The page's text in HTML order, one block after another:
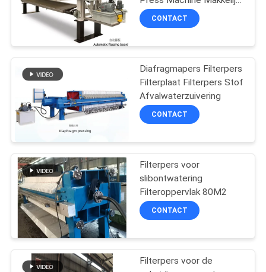
te installeren
CONTACT
Diafragmapers Filterpers
Filterplaat Filterpers Stof
Afvalwaterzuivering
CONTACT
Filterpers voor
slibontwatering
Filteroppervlak 80M2
CONTACT
Filterpers voor de